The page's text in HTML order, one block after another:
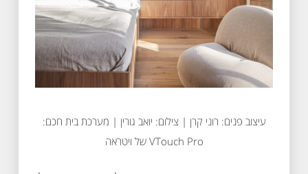
עיצוב פנים: רוני קרן | צילום: יואב גורין | מערכת בית חכם:
VTouch Pro של ויטראה